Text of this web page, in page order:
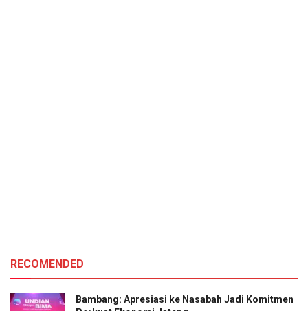
RECOMENDED
Bambang: Apresiasi ke Nasabah Jadi Komitmen